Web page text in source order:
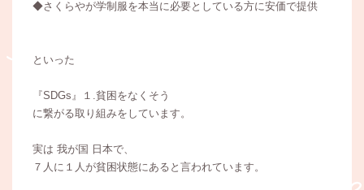
◆さくらやが学制服を本当に必要としている方に安価で提供
といった
『SDGs』１.貧困をなくそう
に繋がる取り組みをしています。
実は 我が国 日本で、
７人に１人が貧困状態にあると言われています。